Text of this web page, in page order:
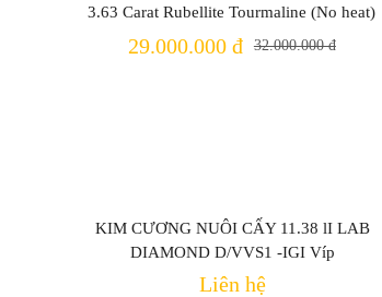
3.63 Carat Rubellite Tourmaline (No heat)
29.000.000 đ 32.000.000 đ
KIM CƯƠNG NUÔI CẤY 11.38 lI LAB
DIAMOND D/VVS1 -IGI Víp
Liên hệ